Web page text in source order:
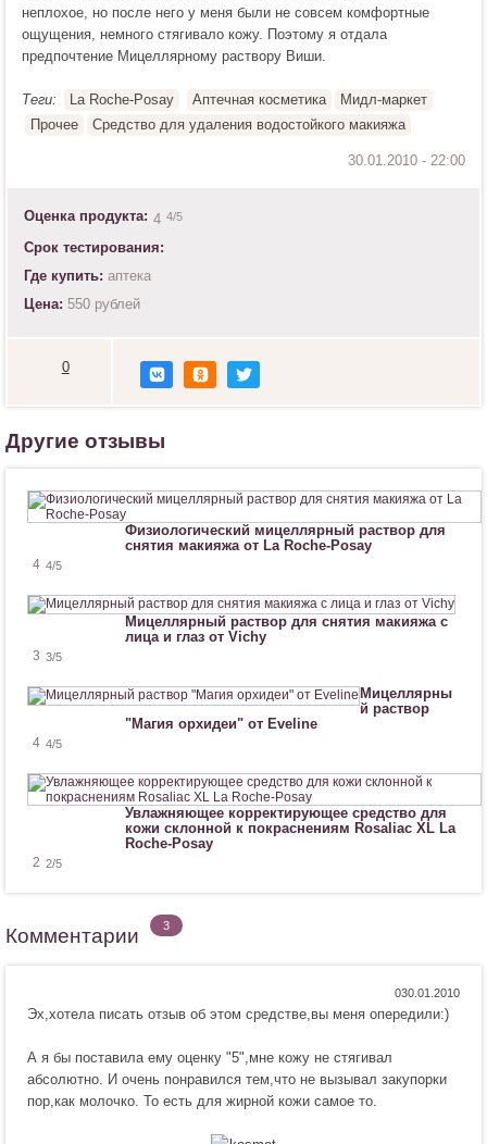
неплохое, но после него у меня были не совсем комфортные
ощущения, немного стягивало кожу. Поэтому я отдала
предпочтение Мицеллярному раствору Виши.
Теги: La Roche-Posay Аптечная косметика
Мидл-маркет
Прочее
Средство для удаления водостойкого макияжа
Оценка продукта: 4 4/5
Срок тестирования:
Где купить: аптека
Цена: 550 рублей
0
в
и
Другие отзывы
Физиологический мицеллярный раствор для
снятия макияжа от La Roche-Posay
4 4/5
Мицеллярный раствор для снятия макияжа с
лица и глаз от Vichy
3 3/5
Мицеллярны
й раствор
"Магия орхидеи" от Eveline
4 4/5
Увлажняющее корректирующее средство для
кожи склонной к покраснениям Rosaliac XL La
Roche-Posay
2 2/5
Комментарии 3
р
в
и
т
е
р
а
в
0
Эх,хотела писать отзыв об этом средстве,вы меня опередили:)
А я бы поставила ему оценку "5",мне кожу не стягивал
абсолютно. И очень понравился тем,что не вызывал закупорки
пор,как молочко. То есть для жирной кожи самое то.